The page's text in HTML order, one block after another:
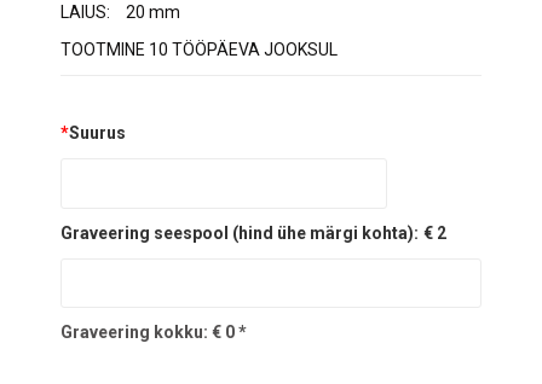
LAIUS:
20 mm
TOOTMINE 10 TÖÖPÄEVA JOOKSUL
*Suurus
Graveering seespool (hind ühe märgi kohta): € 2
Graveering kokku: € 0*